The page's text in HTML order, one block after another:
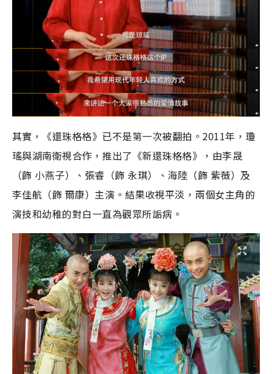
其實，《還珠格格》已不是第一次被翻拍。2011年，瓊
瑤與湖南衛視合作，推出了《新還珠格格》，由李晟
（飾 小燕子）、張睿（飾 永琪）、海陸（飾 紫薇）及
李佳航（飾 爾康）主演。結果收視平淡，兩個女主角的
演技和幼稚的對白一直為觀眾所詬病。